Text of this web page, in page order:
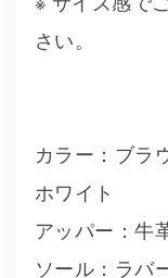
さい。
カラー：ブ
ホワイト
アッパー：牛
ソール：ラバ